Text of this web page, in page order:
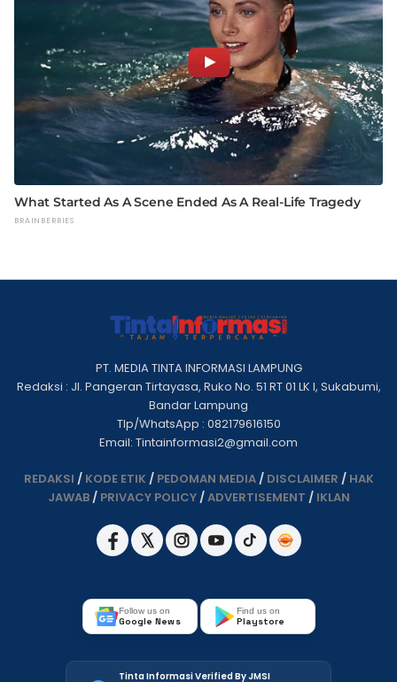
PT. MEDIA TINTA INFORMASI LAMPUNG
Redaksi : Jl. Pangeran Tirtayasa, Ruko No. 51 RT 01 LK I, Sukabumi,
Bandar Lampung
Tlp/WhatsApp : 082179616150
Email: Tintainformasi2@gmail.com
REDAKSI / KODE ETIK / PEDOMAN MEDIA/ DISCLAIMER / HAK
JAWAB/ PRIVACY POLICY/ADVERTISEMENT / IKLAN
Follow us on
Google News
Find us on
Playstore
Tinta Informasi Verified By JMSI